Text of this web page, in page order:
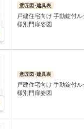
意匠図･建具表
戸建住宅向け 手動錠付
様別門扉姿図
意匠図･建具表
戸建住宅向け 手動錠付
様別門扉姿図